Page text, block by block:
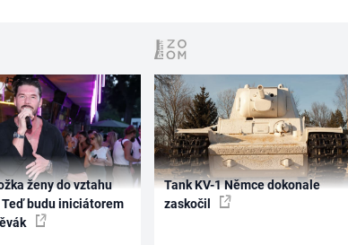
ženy do vztahu
budu iniciátorem
Tank KV-1 Němce dokonale
zaskočil